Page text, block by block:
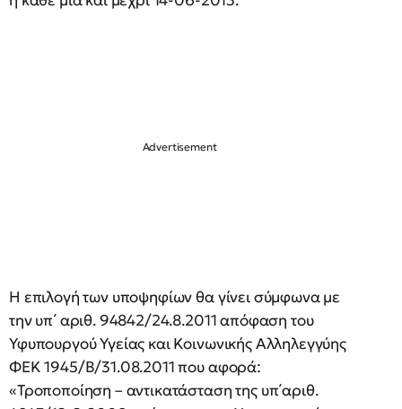
Η επιλογή των υποψηφίων θα γίνει σύμφωνα με
την υπ΄ αριθ. 94842/24.8.2011 απόφαση του
Υφυπουργού Υγείας και Κοινωνικής Αλληλεγγύης
ΦΕΚ 1945/Β/31.08.2011 που αφορά:
«Τροποποίηση – αντικατάσταση της υπ΄αριθ.